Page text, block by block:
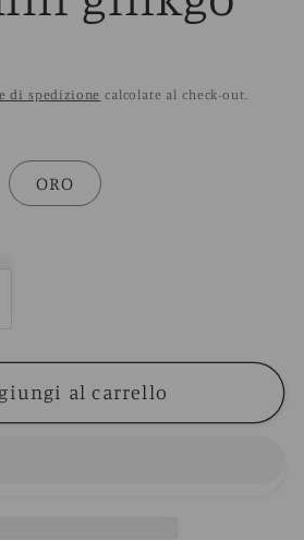
di spedizione calcolate al check-out.
ORO
al carrello